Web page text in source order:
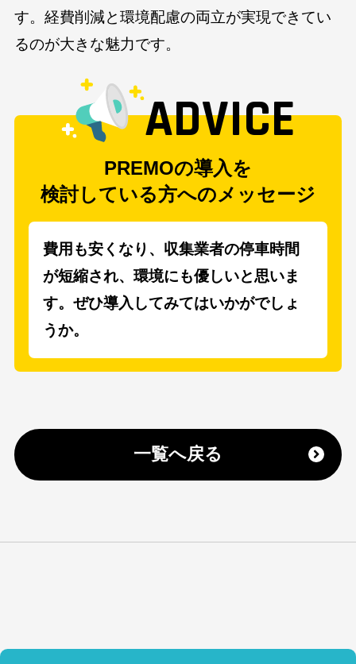
す。経費削減と環境配慮の両立が実現できてい
るのが大きな魅力です。
ADVICE
PREMOの導入を
検討している方へのメッセージ
費用も安くなり、収集業者の停車時間
が短縮され、環境にも優しいと思いま
す。ぜひ導入してみてはいかがでしょ
うか。
一覧へ戻る